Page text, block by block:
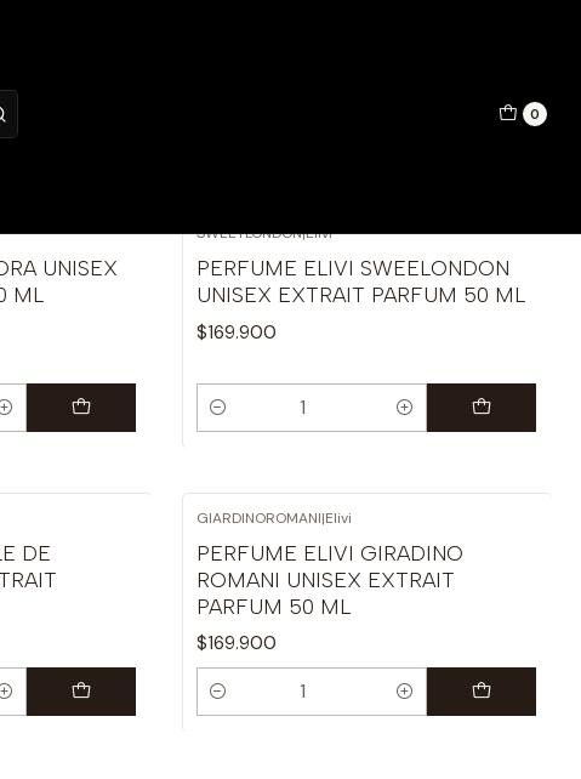
0
Filtros
UNISEX
ML
SWEETLONDON|Elivi
PERFUME ELIVI SWEELONDON
UNISEX EXTRAIT PARFUM 50 ML
$169.900
Cantidad
DE
GIARDINOROMANI|Elivi
PERFUME ELIVI GIRADINO
ROMANI UNISEX EXTRAIT
PARFUM 50 ML
$169.900
Cantidad